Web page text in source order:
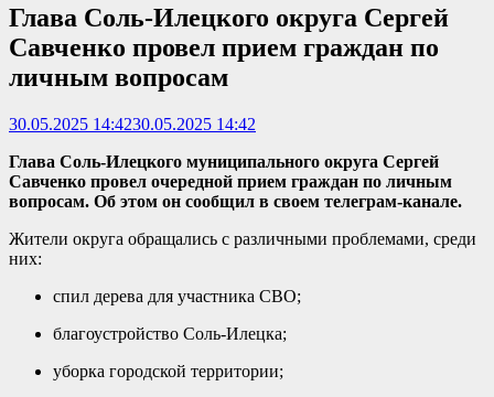
Глава Соль-Илецкого округа Сергей
Савченко провел прием граждан по
личным вопросам
30.05.2025 14:4230.05.2025 14:42
Глава Соль-Илецкого муниципального округа Сергей
Савченко провел очередной прием граждан по личным
вопросам. Об этом он сообщил в своем телеграм-канале.
Жители округа обращались с различными проблемами, среди
них:
спил дерева для участника СВО;
благоустройство Соль-Илецка;
уборка городской территории;